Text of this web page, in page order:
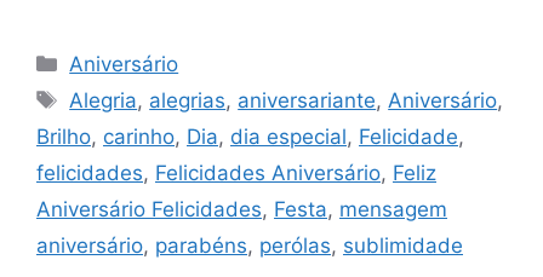
Categorias
Aniversário
Tags
Alegria, alegrias, aniversariante, Aniversário,
Brilho, carinho, Dia, dia especial, Felicidade,
felicidades, Felicidades Aniversário, Feliz
Aniversário Felicidades, Festa, mensagem
aniversário, parabéns, perólas, sublimidade